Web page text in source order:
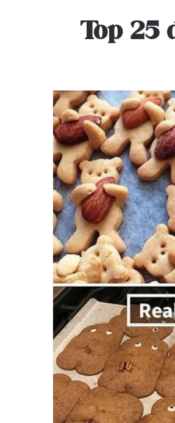
Top 25